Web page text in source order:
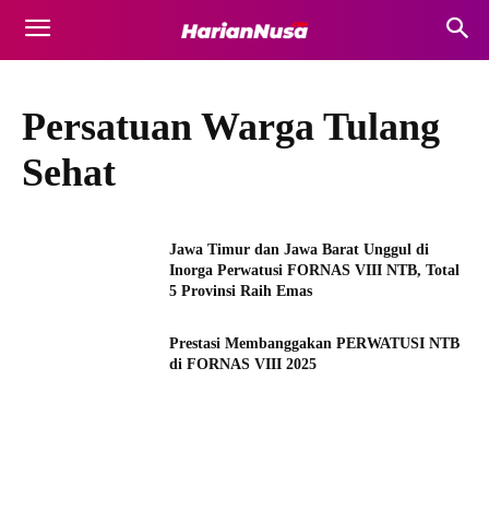
Persatuan Warga Tulang
Sehat
Jawa Timur dan Jawa Barat Unggul di
Inorga Perwatusi FORNAS VIII NTB, Total
5 Provinsi Raih Emas
Prestasi Membanggakan PERWATUSI NTB
di FORNAS VIII 2025